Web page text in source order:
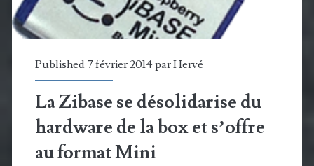
Published 7 février 2014 parHervé
La Zibase se désolidarise du
hardware de la box et s’offre
au format Mini